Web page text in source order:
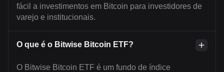
fácil a investimentos em Bitcoin para investidores de
varejo e institucionais.
O que é o Bitwise Bitcoin ETF?
O Bitwise Bitcoin ETF é um fundo de índice